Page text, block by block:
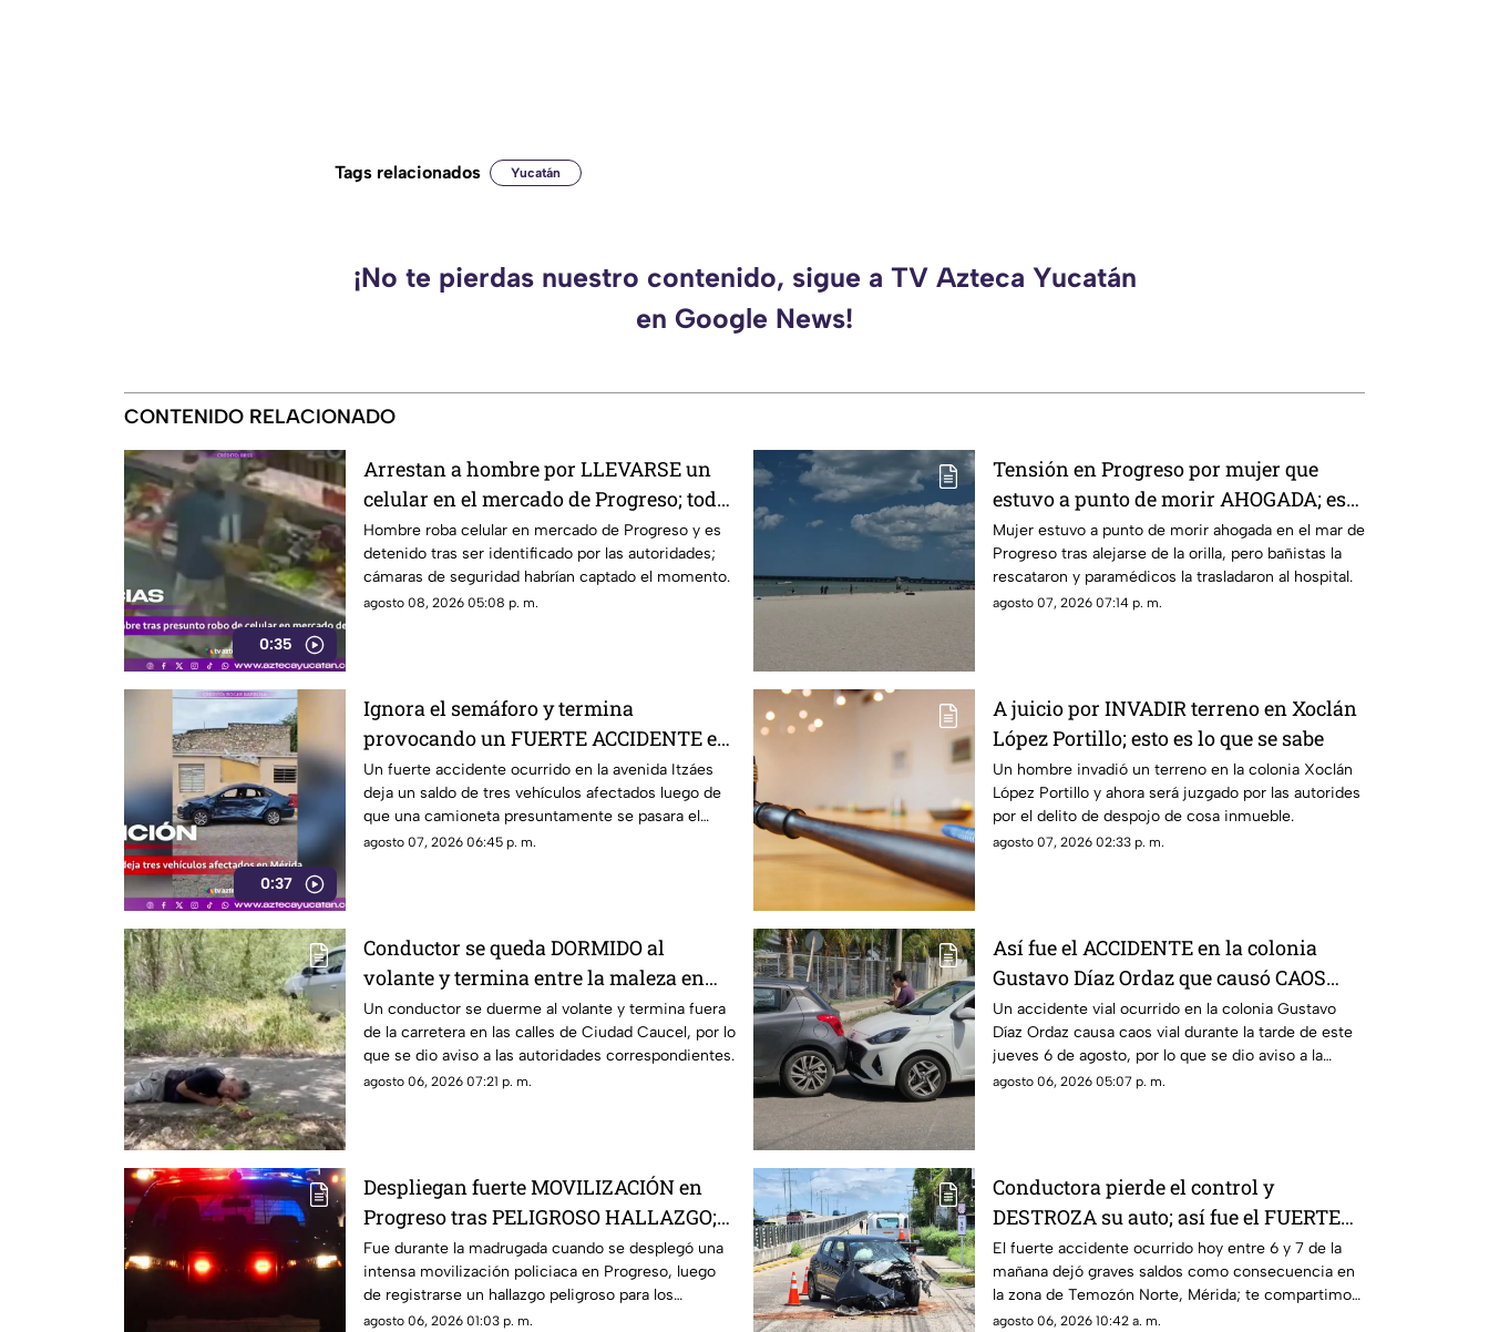
Tags relacionados Yucatán
¡No te pierdas nuestro contenido, sigue a TV Azteca Yucatán
en Google News!
CONTENIDO RELACIONADO
0:35
Arrestan a hombre por LLEVARSE un
celular en el mercado de Progreso; todo
quedó grabado en video
Hombre roba celular en mercado de Progreso y es
detenido tras ser identificado por las autoridades;
cámaras de seguridad habrían captado el momento.
agosto 08, 2026 05:08 p. m.
Tensión en Progreso por mujer que
estuvo a punto de morir AHOGADA; esto
se sabe
Mujer estuvo a punto de morir ahogada en el mar de
Progreso tras alejarse de la orilla, pero bañistas la
rescataron y paramédicos la trasladaron al hospital.
agosto 07, 2026 07:14 p. m.
0:37
Ignora el semáforo y termina
provocando un FUERTE ACCIDENTE en
la Avenida Itzáes; ¿hay heridos?
Un fuerte accidente ocurrido en la avenida Itzáes
deja un saldo de tres vehículos afectados luego de
que una camioneta presuntamente se pasara el
semáforo.
agosto 07, 2026 06:45 p. m.
A juicio por INVADIR terreno en Xoclán
López Portillo; esto es lo que se sabe
Un hombre invadió un terreno en la colonia Xoclán
López Portillo y ahora será juzgado por las autorides
por el delito de despojo de cosa inmueble.
agosto 07, 2026 02:33 p. m.
Conductor se queda DORMIDO al
volante y termina entre la maleza en
Ciudad Caucel
Un conductor se duerme al volante y termina fuera
de la carretera en las calles de Ciudad Caucel, por lo
que se dio aviso a las autoridades correspondientes.
agosto 06, 2026 07:21 p. m.
Así fue el ACCIDENTE en la colonia
Gustavo Díaz Ordaz que causó CAOS
VIAL este jueves
Un accidente vial ocurrido en la colonia Gustavo
Díaz Ordaz causa caos vial durante la tarde de este
jueves 6 de agosto, por lo que se dio aviso a la
policía.
agosto 06, 2026 05:07 p. m.
Despliegan fuerte MOVILIZACIÓN en
Progreso tras PELIGROSO HALLAZGO;
esto encontraron
Fue durante la madrugada cuando se desplegó una
intensa movilización policiaca en Progreso, luego
de registrarse un hallazgo peligroso para los
vecinos.
agosto 06, 2026 01:03 p. m.
Conductora pierde el control y
DESTROZA su auto; así fue el FUERTE
ACCIDENTE HOY en Temozón Norte,
Mérida
El fuerte accidente ocurrido hoy entre 6 y 7 de la
mañana dejó graves saldos como consecuencia en
la zona de Temozón Norte, Mérida; te compartimos
los detalles.
agosto 06, 2026 10:42 a. m.